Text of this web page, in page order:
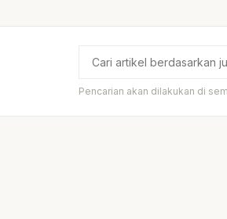
Pencarian akan dilakukan di